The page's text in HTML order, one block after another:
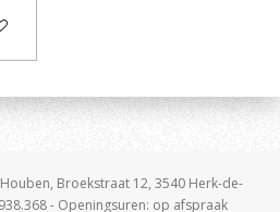
Broekstraat 12, 3540 Herk-de-
- Openingsuren: op afspraak